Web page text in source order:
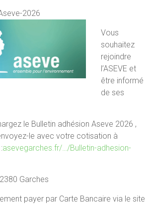
2026
Vous
souhaitez
rejoindre
l’ASEVE et
être informé
de ses
le Bulletin adhésion Aseve 2026 ,
le avec votre cotisation à
asevegarches.fr/…/Bulletin-adhesion-
Garches
payer par Carte Bancaire via le site